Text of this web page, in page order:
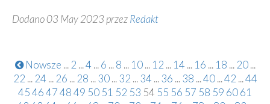
Dodano 03 May 2023 przezRedakt
Nowsze ... 2 ...4 ... 6 ... 8 ... 10 ... 12 ... 14 ... 16 ... 18 ... 20 ...
22 ... 24 ... 26 ... 28 ... 30 ... 32 ... 34 ... 36 ... 38 ...40 ...42 ...44
4546474849 50 51 52 53 54 55 56 57 58 59 6061